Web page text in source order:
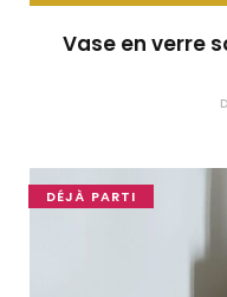
Vase en verre
DÉJÀ PARTI